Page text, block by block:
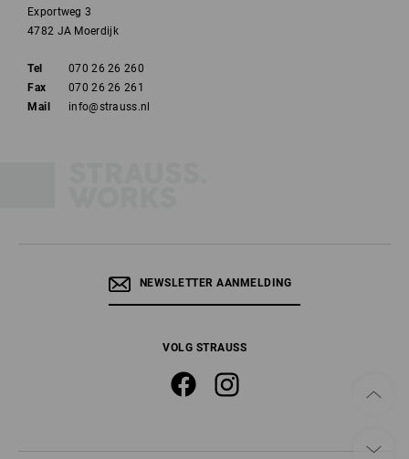
Exportweg 3
4782 JA Moerdijk
Tel
070 26 26 260
Fax
070 26 26 261
Mail
info@strauss.nl
NEWSLETTER AANMELDING
VOLG STRAUSS